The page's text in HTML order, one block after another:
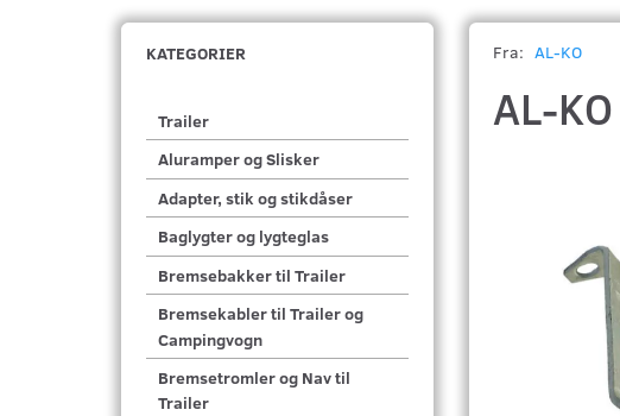
KATEGORIER
Trailer
Aluramper og Slisker
Adapter, stik og stikdåser
Baglygter og lygteglas
Bremsebakker til Trailer
Bremsekabler til Trailer og
Campingvogn
Bremsetromler og Nav til
Trailer
Fra: AL-KO
AL-